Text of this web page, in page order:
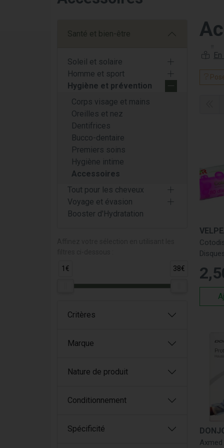
la
chez
son
une
Notre
2,
Santé et bien-être
Soleil et solaire
Homme et sport
Hygiène et prévention
Corps visage et mains
Oreilles et nez
Dentifrices
Bucco-dentaire
Premiers soins
Hygiène intime
Accessoires
Tout pour les cheveux
Voyage et évasion
Booster d'Hydratation
1€ 38€
Critères
Marque
Nature de produit
Conditionnement
Spécificité